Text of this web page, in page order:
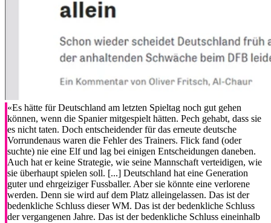
«Es hätte für Deutschland am letzten Spieltag noch gut gehen
können, wenn die Spanier mitgespielt hätten. Pech gehabt, dass sie
es nicht taten. Doch entscheidender für das erneute deutsche
Vorrundenaus waren die Fehler des Trainers. Flick fand (oder
suchte) nie eine Elf und lag bei einigen Entscheidungen daneben.
Auch hat er keine Strategie, wie seine Mannschaft verteidigen, wie
sie überhaupt spielen soll. [...] Deutschland hat eine Generation
guter und ehrgeiziger Fussballer. Aber sie könnte eine verlorene
werden. Denn sie wird auf dem Platz alleingelassen. Das ist der
bedenkliche Schluss dieser WM. Das ist der bedenkliche Schluss
der vergangenen Jahre. Das ist der bedenkliche Schluss eineinhalb